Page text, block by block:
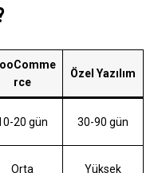
rce
Özel Yazılım
20 gün 30-90 gün
Orta Yüksek